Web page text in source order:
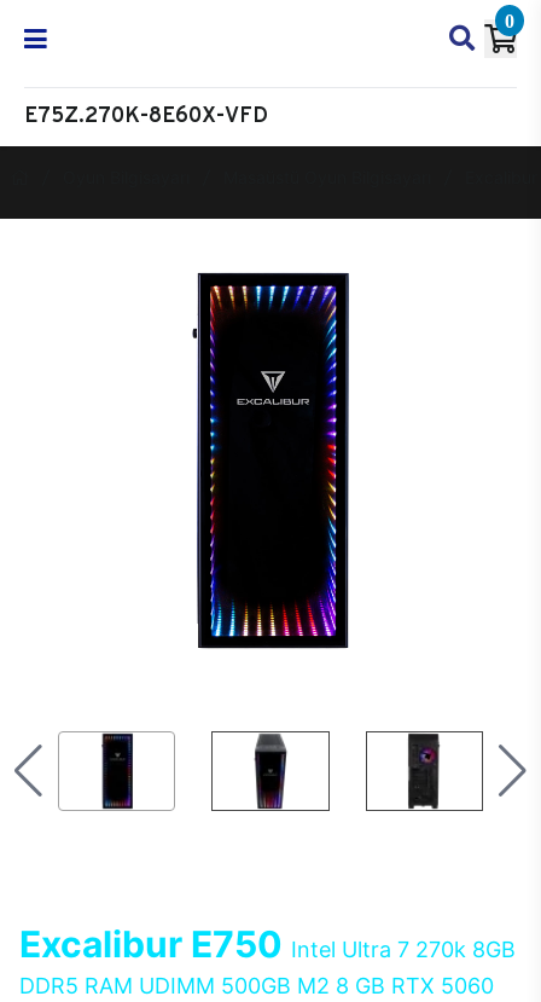
0
E75Z.270K-8E60X-VFD
Excalibur E750 Intel Ultra 7 270k 8GB
DDR5 RAM UDIMM 500GB M2 8 GB RTX 5060